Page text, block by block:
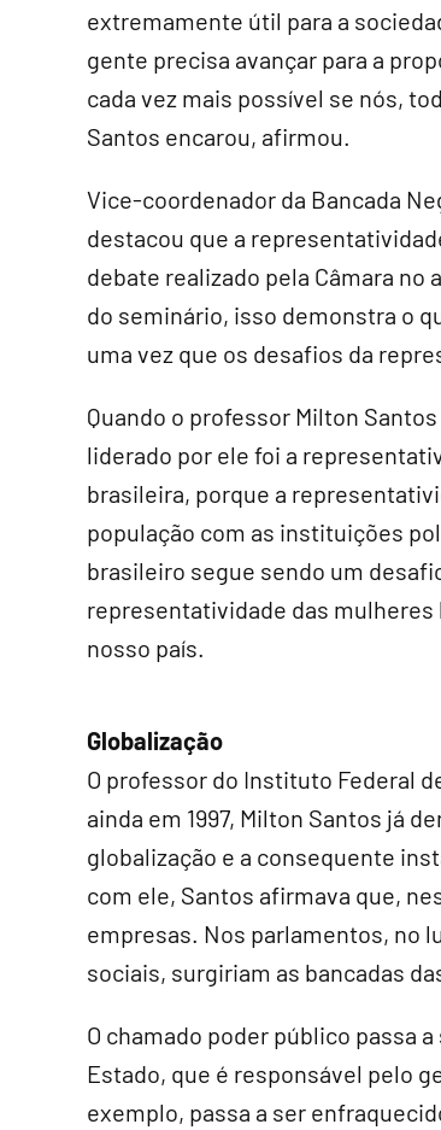
extremamente útil para a
gente precisa avançar para a
cada vez mais possível se nós,
Santos encarou, afirmou.
Vice-coordenador da Bancada
destacou que a
debate realizado pela Câmara no
do seminário, isso demonstra o
uma vez que os desafios da
Quando o professor Milton
liderado por ele foi a
brasileira, porque a
população com as instituições
brasileiro segue sendo um
representatividade das
nosso país.
Globalização
O professor do Instituto Federal
ainda em 1997, Milton Santos já
globalização e a consequente
com ele, Santos afirmava que,
empresas. Nos parlamentos, no
sociais, surgiriam as bancadas
O chamado poder público passa
Estado, que é responsável pelo
exemplo, passa a ser